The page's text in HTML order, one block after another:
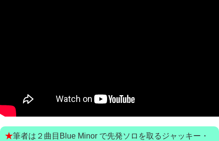
★筆者は２曲目Blue Minor で先発ソロを取るジャッキー・